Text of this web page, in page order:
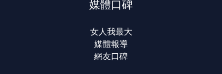
媒體口碑
女人我最大
媒體報導
網友口碑